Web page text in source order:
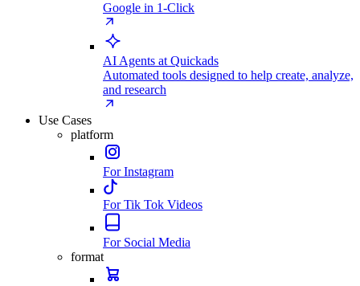
Google in 1-Click
AI Agents at Quickads
Automated tools designed to help create, analyze,
and research
Use Cases
platform
For Instagram
For Tik Tok Videos
For Social Media
format